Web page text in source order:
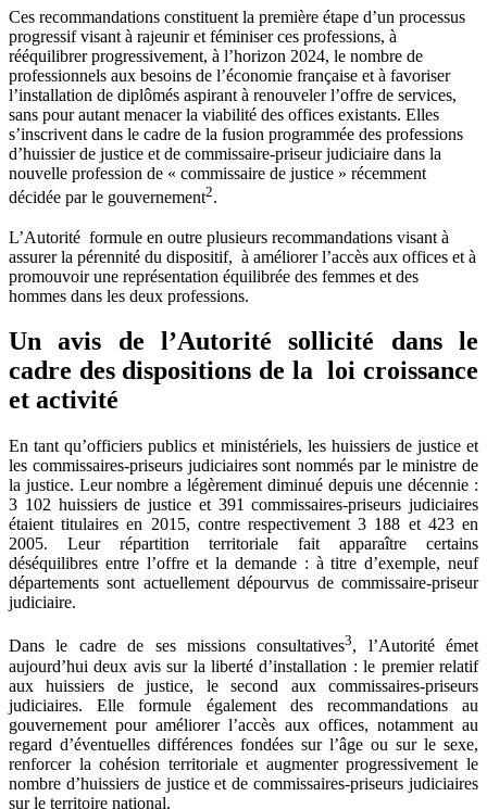
Ces recommandations constituent la première étape d’un processus
progressif visant à rajeunir et féminiser ces professions, à
rééquilibrer progressivement, à l’horizon 2024, le nombre de
professionnels aux besoins de l’économie française et à favoriser
l’installation de diplômés aspirant à renouveler l’offre de services,
sans pour autant menacer la viabilité des offices existants. Elles
s’inscrivent dans le cadre de la fusion programmée des professions
d’huissier de justice et de commissaire-priseur judiciaire dans la
nouvelle profession de « commissaire de justice » récemment
décidée par le gouvernement2.
L’Autorité formule en outre plusieurs recommandations visant à
assurer la pérennité du dispositif, à améliorer l’accès aux offices et à
promouvoir une représentation équilibrée des femmes et des
hommes dans les deux professions.
Un avis de l’Autorité sollicité dans le
cadre des dispositions de la loi croissance
et activité
En tant qu’officiers publics et ministériels, les huissiers de justice et
les commissaires-priseurs judiciaires sont nommés par le ministre de
la justice. Leur nombre a légèrement diminué depuis une décennie :
3 102 huissiers de justice et 391 commissaires-priseurs judiciaires
étaient titulaires en 2015, contre respectivement 3 188 et 423 en
2005. Leur répartition territoriale fait apparaître certains
déséquilibres entre l’offre et la demande : à titre d’exemple, neuf
départements sont actuellement dépourvus de commissaire-priseur
judiciaire.
Dans le cadre de ses missions consultatives3, l’Autorité émet
aujourd’hui deux avis sur la liberté d’installation : le premier relatif
aux huissiers de justice, le second aux commissaires-priseurs
judiciaires. Elle formule également des recommandations au
gouvernement pour améliorer l’accès aux offices, notamment au
regard d’éventuelles différences fondées sur l’âge ou sur le sexe,
renforcer la cohésion territoriale et augmenter progressivement le
nombre d’huissiers de justice et de commissaires-priseurs judiciaires
sur le territoire national.